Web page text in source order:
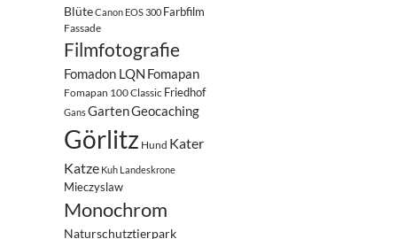
BlüteCanon EOS 300 Farbfilm
Fassade
Filmfotografie
Fomadon LQN Fomapan
Fomapan 100 Classic Friedhof
GansGartenGeocaching
Görlitz Hund Kater
Katze Kuh Landeskrone
Mieczyslaw
Monochrom
Naturschutztierpark